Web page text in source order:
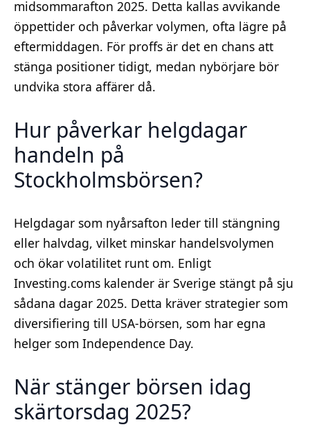
midsommarafton 2025. Detta kallas avvikande
öppettider och påverkar volymen, ofta lägre på
eftermiddagen. För proffs är det en chans att
stänga positioner tidigt, medan nybörjare bör
undvika stora affärer då.
Hur påverkar helgdagar
handeln på
Stockholmsbörsen?
Helgdagar som nyårsafton leder till stängning
eller halvdag, vilket minskar handelsvolymen
och ökar volatilitet runt om. Enligt
Investing.coms kalender är Sverige stängt på sju
sådana dagar 2025. Detta kräver strategier som
diversifiering till USA-börsen, som har egna
helger som Independence Day.
När stänger börsen idag
skärtorsdag 2025?